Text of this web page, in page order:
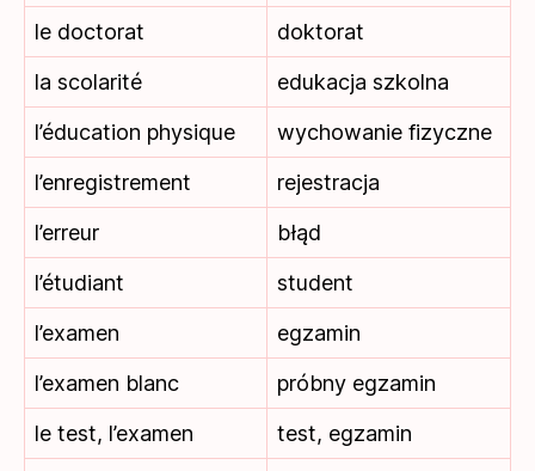
le doctorat
doktorat
la scolarité
edukacja szkolna
l’éducation physique
wychowanie fizyczne
l’enregistrement
rejestracja
l’erreur
błąd
l’étudiant
student
l’examen
egzamin
l’examen blanc
próbny egzamin
le test, l’examen
test, egzamin